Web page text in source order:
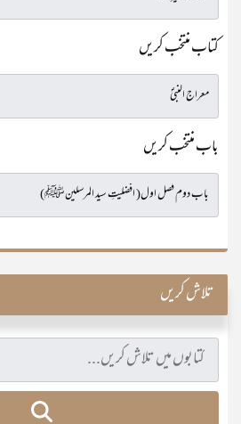
کتاب منتخب کریں
باب منتخب کریں
تلاش کریں